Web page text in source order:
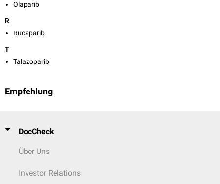
Olaparib
R
Rucaparib
T
Talazoparib
Empfehlung
DocCheck
Über Uns
Investor Relations